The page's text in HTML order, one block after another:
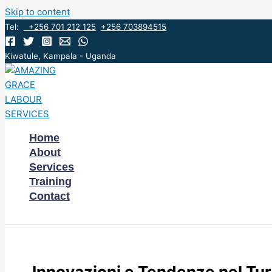
Skip to content
Tel: +256 701 212 125 +256 703894515
Kiwatule, Kampala - Uganda
Home
About
Services
Training
Contact